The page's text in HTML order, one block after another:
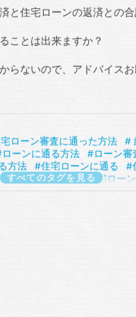
と住宅ローンの返済との合
ことは出来ますか？
らないので、アドバイスお
ローン審査に通った方法
ローンに通る方法
ローン審
方法
住宅ローンに通る
宅ローンを組む
住宅ロー
査に通る方法 住宅ローン
すべてのタグを見る